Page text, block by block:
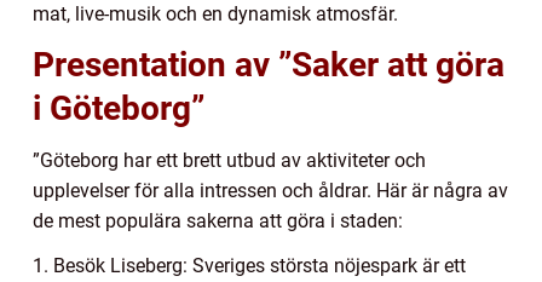
mat, live-musik och en dynamisk atmosfär.
Presentation av ”Saker att göra
i Göteborg”
”Göteborg har ett brett utbud av aktiviteter och
upplevelser för alla intressen och åldrar. Här är några av
de mest populära sakerna att göra i staden:
1. Besök Liseberg: Sveriges största nöjespark är ett